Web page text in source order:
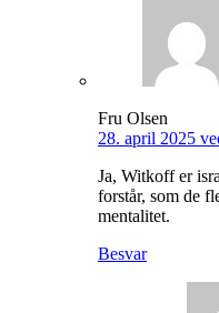
Fru Olsen
28. april 2025
Ja, Witkoff er
forstår, som de
mentalitet.
Besvar